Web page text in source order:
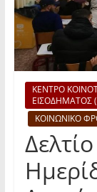
ΚΕΝΤΡΟ
ΕΙΣΟΔΗΜΑΤΟΣ
ΚΟΙΝΩΝΙΚΟ